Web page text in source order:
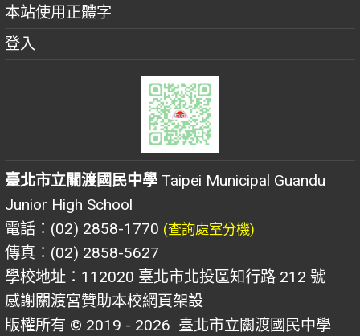
本站使用正體字
登入
臺北市立關渡國民中學 Taipei Municipal Guandu
Junior High School
電話：(02) 2858-1770 (查詢處室分機)
傳真：(02) 2858-5627
學校地址：112020 臺北市北投區知行路 212 號
感謝關渡宮贊助本校網頁架設
版權所有 © 2019 - 2026 臺北市立關渡國民中學